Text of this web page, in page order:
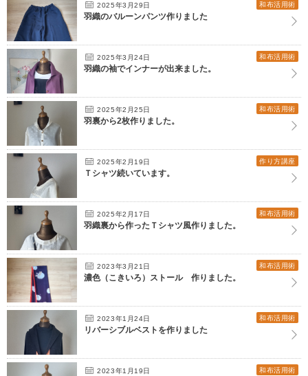
2025年3月29日 和布活用術
羽織のバルーンパンツ作りました
2025年3月24日 和布活用術
羽織の袖でインナーが出来ました。
2025年2月25日 和布活用術
羽裏から2枚作りました。
2025年2月19日 作り方講座
Ｔシャツ続いています。
2025年2月17日 和布活用術
羽織裏から作ったＴシャツ風作りました。
2023年3月21日 和布活用術
濃色（こきいろ）ストール 作りました。
2023年1月24日 和布活用術
リバーシブルベストを作りました
2023年1月19日 和布活用術